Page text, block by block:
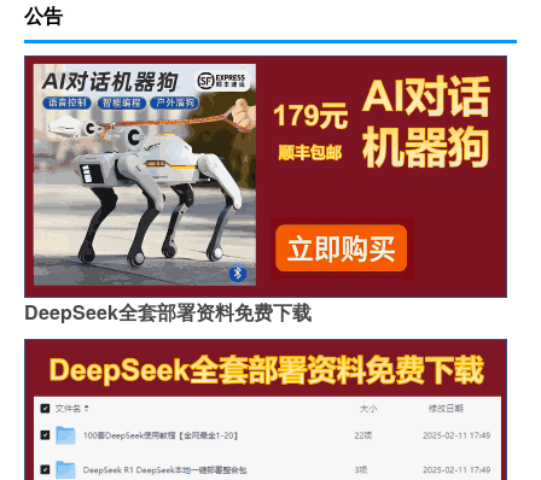
公告
DeepSeek全套部署资料免费下载